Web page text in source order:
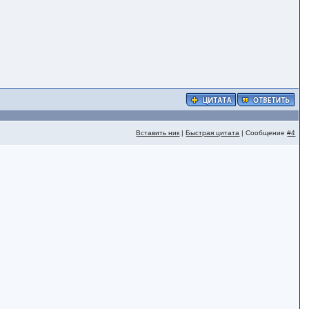
Вставить ник |Быстрая цитата | Сообщение#4